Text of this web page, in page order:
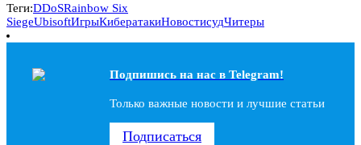
Теги:DDoSRainbow Six
SiegeUbisoftИгрыКибератакиНовостисудЧитеры
Подпишись на наc в Telegram!
Только важные новости и лучшие статьи
Подписаться